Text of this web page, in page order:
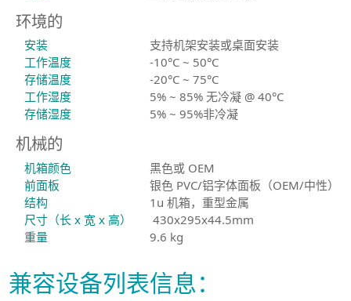
环境的
安装
支持机架安装或桌面安装
工作温度
-10°C ~ 50°C
存储温度
-20°C ~ 75°C
工作湿度
5% ~ 85% 无冷凝 @ 40°C
存储湿度
5% ~ 95%非冷凝
机械的
机箱颜色
黑色或 OEM
前面板
银色 PVC/铝字体面板（OEM/中性）
结构
1u 机箱，重型金属
尺寸（长 x 宽 x 高）
430x295x44.5mm
重量
9.6 kg
兼容设备列表信息：